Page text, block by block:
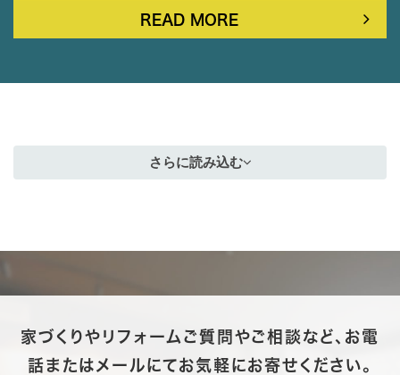
READ MORE
さらに読み込む
家づくりやリフォームご質問やご相談など、お電
話またはメールにてお気軽にお寄せください。